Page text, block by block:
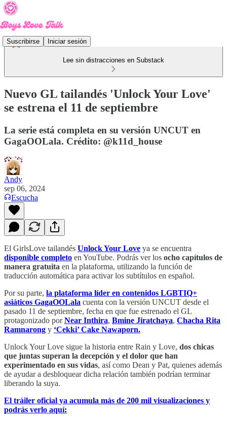
Suscribirse Iniciar sesión
Lee sin distracciones en Substack
Nuevo GL tailandés 'Unlock Your Love'
se estrena el 11 de septiembre
La serie está completa en su versión UNCUT en
GagaOOLala. Crédito: @k11d_house
Andy
sep 06, 2024
Escucha
El GirlsLove tailandés Unlock Your Love ya se encuentra
disponible completo en YouTube. Podrás ver los ocho capítulos de
manera gratuita en la plataforma, utilizando la función de
traducción automática para activar los subtítulos en español.
Por su parte, la plataforma líder en contenidos LGBTIQ+
asiáticos GagaOOLala cuenta con la versión UNCUT desde el
pasado 11 de septiembre, fecha en que fue estrenado el GL
protagonizado porNear Inthira, Bmine Jiratchaya, Chacha Rita
Ramnarong y ‘Cekki’ Cake Nawaporn.
Unlock Your Love sigue la historia entre Rain y Love, dos chicas
que juntas superan la decepción y el dolor que han
experimentado en sus vidas, así como Dean y Pat, quienes además
de ayudar a desbloquear dicha relación también podrían terminar
liberando la suya.
El tráiler oficial ya acumula más de 200 mil visualizaciones y
podrás verlo aquí: